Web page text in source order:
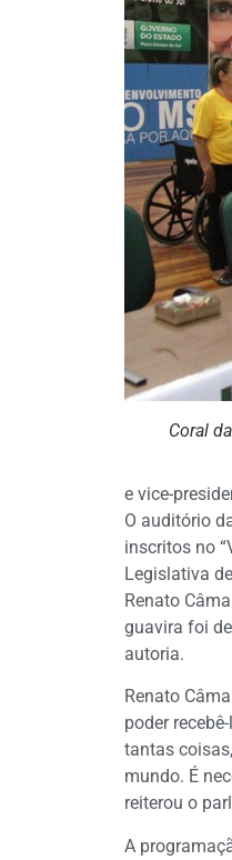
Coral
e vice-
O auditório
inscritos no
Legislativa
Renato
guavira foi
autoria.
Renato
poder
tantas
mundo. É
reiterou o
A